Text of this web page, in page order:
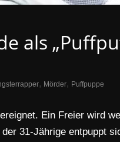
als
, Mörder, Puffpuppe
Ein Freier wird
31-Jährige entpuppt